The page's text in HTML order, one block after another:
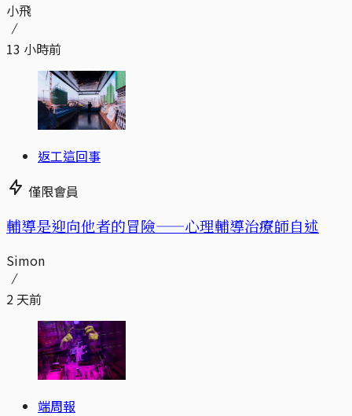
小飛
13 小時前
返工這回事
僅限會員
輔導是迎向他者的冒險——心理輔導治療師自述
Simon
2 天前
端周報